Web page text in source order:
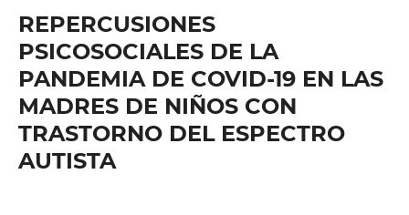
REPERCUSIONES
PSICOSOCIALES DE LA
PANDEMIA DE COVID-19 EN LAS
MADRES DE NIÑOS CON
TRASTORNO DEL ESPECTRO
AUTISTA